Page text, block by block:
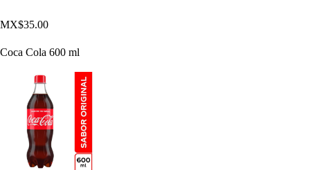
MX$35.00
Coca Cola 600 ml